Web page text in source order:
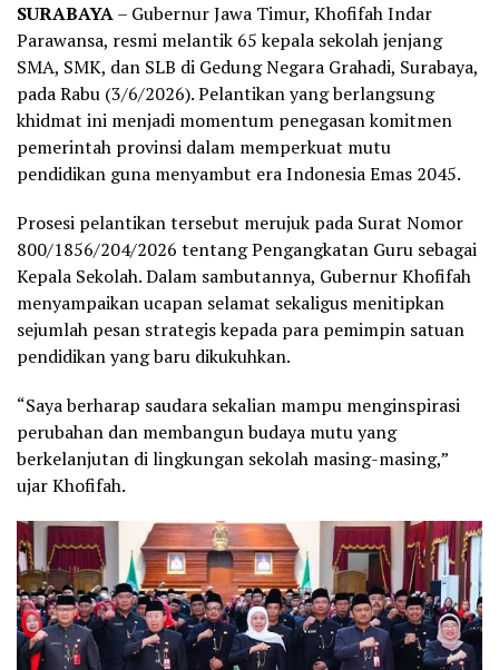
SURABAYA– Gubernur Jawa Timur, Khofifah Indar
Parawansa, resmi melantik 65 kepala sekolah jenjang
SMA, SMK, dan SLB di Gedung Negara Grahadi, Surabaya,
pada Rabu (3/6/2026). Pelantikan yang berlangsung
khidmat ini menjadi momentum penegasan komitmen
pemerintah provinsi dalam memperkuat mutu
pendidikan guna menyambut era Indonesia Emas 2045.
Prosesi pelantikan tersebut merujuk pada Surat Nomor
800/1856/204/2026 tentang Pengangkatan Guru sebagai
Kepala Sekolah. Dalam sambutannya, Gubernur Khofifah
menyampaikan ucapan selamat sekaligus menitipkan
sejumlah pesan strategis kepada para pemimpin satuan
pendidikan yang baru dikukuhkan.
“Saya berharap saudara sekalian mampu menginspirasi
perubahan dan membangun budaya mutu yang
berkelanjutan di lingkungan sekolah masing-masing,”
ujar Khofifah.